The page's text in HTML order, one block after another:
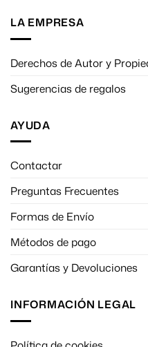
LA EMPRESA
Derechos de Autor y
Sugerencias de regalos
AYUDA
Contactar
Preguntas Frecuentes
Formas de Envío
Métodos de pago
Garantías y Devoluciones
INFORMACIÓN LEGAL